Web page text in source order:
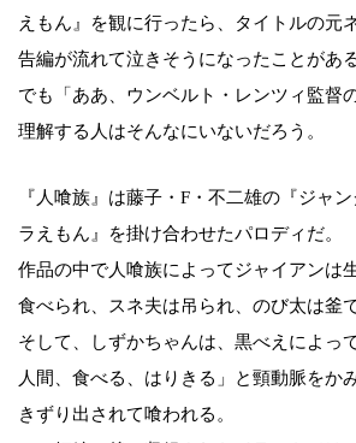
えもん』を観に行ったら、タイトルの元
告編が流れて泣きそうになったことがある
でも「ああ、ウンベルト・レンツィ監督
理解する人はそんなにいないだろう。
『人喰族』は藤子・F・不二雄の『ジャ
ラえもん』を掛け合わせたパロディだ。
作品の中で人喰族によってジャイアンは
食べられ、スネ夫は吊られ、のび太は釜
そして、しずかちゃんは、黒べえによっ
人間、食べる、はりきる」と頸動脈をか
きずり出されて喰われる。